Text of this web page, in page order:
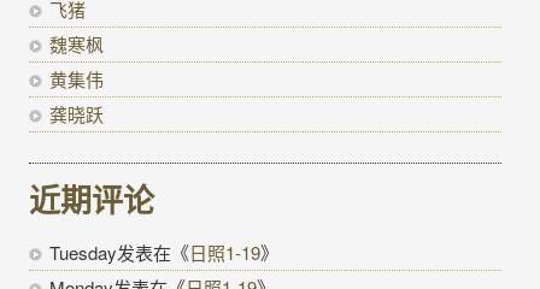
飞猪
魏寒枫
黄集伟
龚晓跃
近期评论
Tuesday发表在《日照1-19》